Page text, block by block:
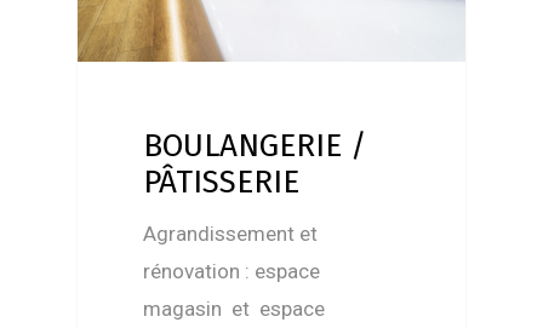
BOULANGERIE /
PÂTISSERIE
Agrandissement et
rénovation : espace
magasin et espace